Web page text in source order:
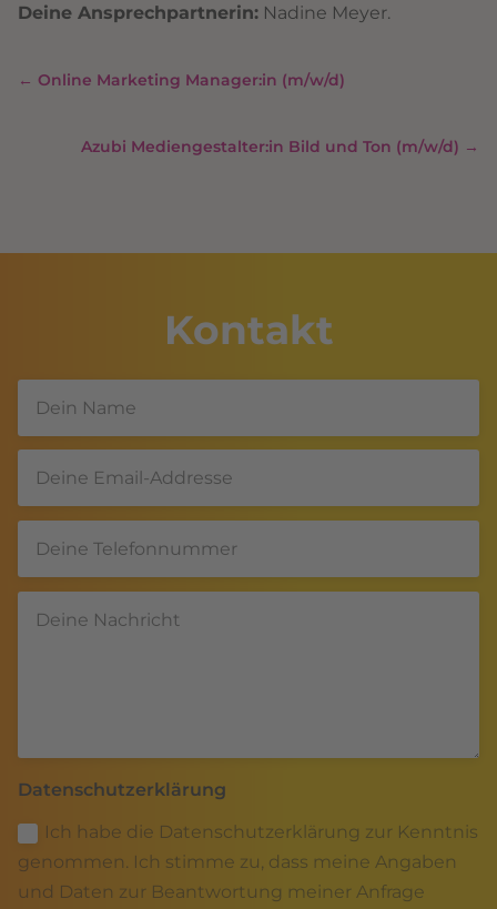
Deine Ansprechpartnerin: Nadine Meyer.
← Online Marketing Manager:in (m/w/d)
Azubi Mediengestalter:in Bild und Ton (m/w/d) →
Kontakt
Datenschutzerklärung
Ich habe die Datenschutzerklärung zur Kenntnis
genommen. Ich stimme zu, dass meine Angaben
und Daten zur Beantwortung meiner Anfrage